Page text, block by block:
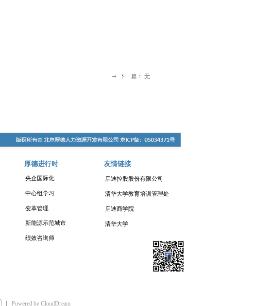
ꁹ 下一篇： 无
厚德进行时 友情链接
央企国际化
中心组学习
变革管理
新能源示范城市
绩效咨询师
启迪控股股份有限公司
清华大学教育培训管理处
启迪商学院
清华大学
Powered by CloudDream